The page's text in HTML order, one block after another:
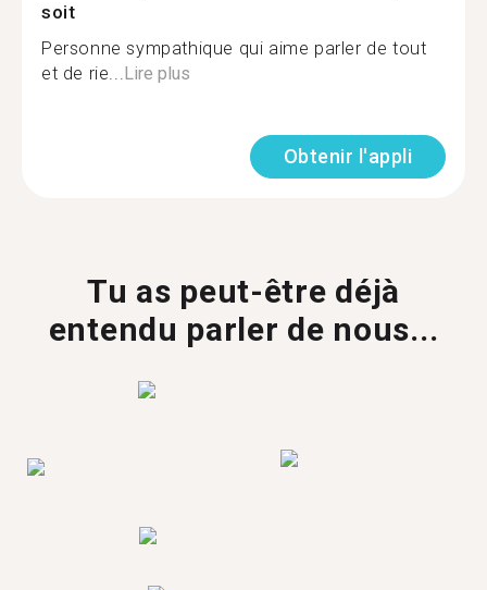
soit
Personne sympathique qui aime parler de tout
et de rie...Lire plus
Obtenir l'appli
Tu as peut-être déjà
entendu parler de nous...